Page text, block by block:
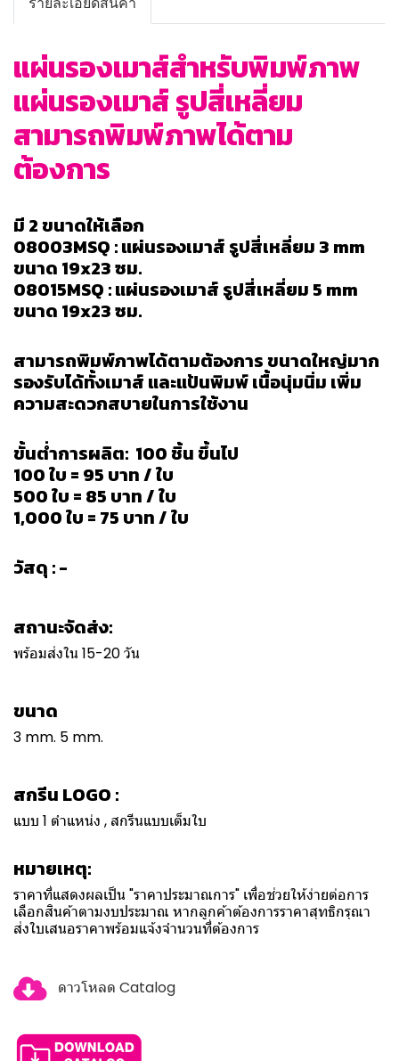
แผ่นรองเมาส์สำหรับพิมพ์ภาพ
แผ่นรองเมาส์ รูปสี่เหลี่ยม
สามารถพิมพ์ภาพได้ตาม
ต้องการ
มี 2 ขนาดให้เลือก
08003MSQ : แผ่นรองเมาส์ รูปสี่เหลี่ยม 3 mm
ขนาด 19x23 ซม.
08015MSQ : แผ่นรองเมาส์ รูปสี่เหลี่ยม 5 mm
ขนาด 19x23 ซม.
สามารถพิมพ์ภาพได้ตามต้องการ ขนาดใหญ่มาก
รองรับได้ทั้งเมาส์ และแป้นพิมพ์ เนื้อนุ่มนิ่ม เพิ่ม
ความสะดวกสบายในการใช้งาน
ขั้นต่ำการผลิต: 100 ชิ้น ขึ้นไป
100 ใบ = 95 บาท / ใบ
500 ใบ = 85 บาท / ใบ
1,000 ใบ = 75 บาท / ใบ
วัสดุ : -
สถานะจัดส่ง:
พร้อมส่งใน 15-20 วัน
ขนาด
3 mm. 5 mm.
สกรีน LOGO :
แบบ 1 ตำแหน่ง , สกรีนแบบเต็มใบ
หมายเหตุ:
ราคาที่แสดงผลเป็น "ราคาประมาณการ" เพื่อช่วยให้ง่ายต่อการ
เลือกสินค้าตามงบประมาณ หากลูกค้าต้องการราคาสุทธิกรุณา
ส่งใบเสนอราคาพร้อมแจ้งจำนวนที่ต้องการ
ดาวโหลด Catalog